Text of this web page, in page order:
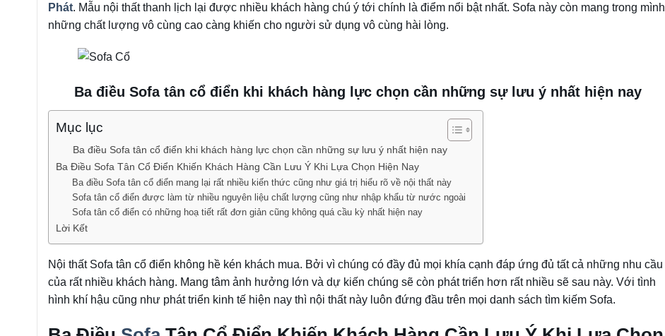
Phát. Mẫu nội thất thanh lịch lại được nhiều khách hàng chú ý tới chính là điểm nổi bật nhất. Sofa này còn mang trong mình
những chất lượng vô cùng cao càng khiến cho người sử dụng vô cùng hài lòng.
Ba điều Sofa tân cổ điển khi khách hàng lực chọn cần những sự lưu ý nhất hiện nay
Mục lục
Ba điều Sofa tân cổ điển khi khách hàng lực chọn cần những sự lưu ý nhất hiện nay
Ba Điều Sofa Tân Cổ Điển Khiến Khách Hàng Cần Lưu Ý Khi Lựa Chọn Hiện Nay
Ba điều Sofa tân cổ điển mang lại rất nhiều kiến thức cũng như giá trị hiểu rõ về nội thất này
Sofa tân cổ điển được làm từ nhiều nguyên liệu chất lượng cũng như nhập khẩu từ nước ngoài
Sofa tân cổ điển có những hoạ tiết rất đơn giản cũng không quá cầu kỳ nhất hiện nay
Lời Kết
Nội thất Sofa tân cổ điển không hề kén khách mua. Bởi vì chúng có đầy đủ mọi khía cạnh đáp ứng đủ tất cả những nhu cầu
của rất nhiều khách hàng. Mang tâm ảnh hưởng lớn và dự kiến chúng sẽ còn phát triển hơn rất nhiều sẽ sau này. Với tình
hình khí hậu cũng như phát triển kinh tế hiện nay thì nội thất này luôn đứng đầu trên mọi danh sách tìm kiếm Sofa.